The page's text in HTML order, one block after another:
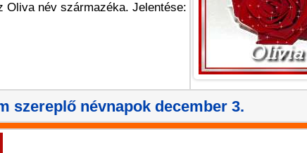
Oliva név származéka. Jelentése:
szereplő névnapok december 3.